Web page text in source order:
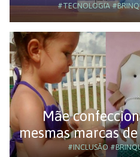
#TECNOLOGIA
Mãe
mesmas marcas
#INCLUSÃO